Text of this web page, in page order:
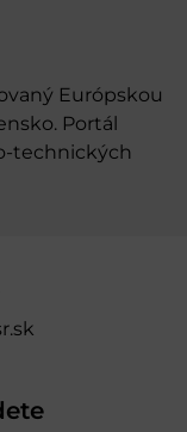
Európskou
Portál
technických